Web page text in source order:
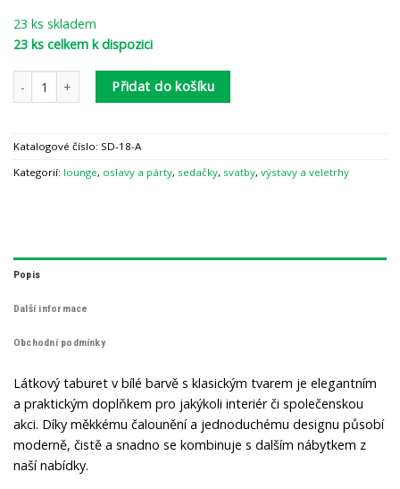
23 ks skladem
23 ks celkem k dispozici
taburet SD-18-A množstvíPřidat do košíku
Katalogové číslo: SD-18-A
Kategorií: lounge, oslavy a párty, sedačky, svatby, výstavy a veletrhy
Popis
Další informace
Obchodní podmínky
Látkový taburet v bílé barvě s klasickým tvarem je elegantním
a praktickým doplňkem pro jakýkoli interiér či společenskou
akci. Díky měkkému čalounění a jednoduchému designu působí
moderně, čistě a snadno se kombinuje s dalším nábytkem z
naší nabídky.